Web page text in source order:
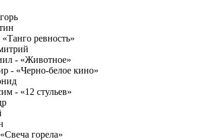
ревность»
- «Животное»
- «Черно-белое кино»
- «12 стульев»
горела»